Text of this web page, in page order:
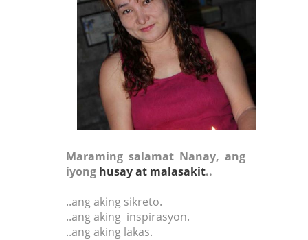
Maraming salamat Nanay, ang
iyong husay at malasakit..
..ang aking sikreto.
..ang aking inspirasyon.
..ang aking lakas.